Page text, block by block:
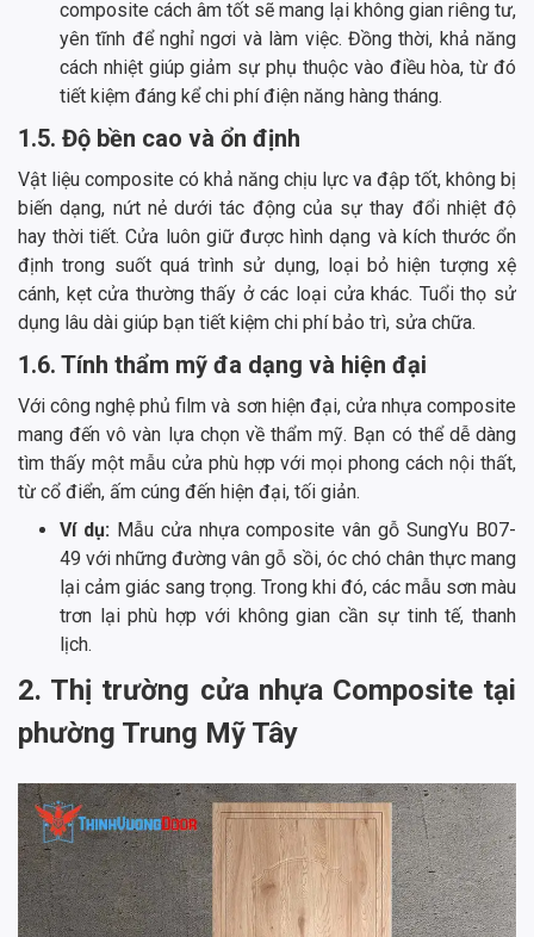
composite cách âm tốt sẽ mang lại không gian riêng tư,
yên tĩnh để nghỉ ngơi và làm việc. Đồng thời, khả năng
cách nhiệt giúp giảm sự phụ thuộc vào điều hòa, từ đó
tiết kiệm đáng kể chi phí điện năng hàng tháng.
1.5. Độ bền cao và ổn định
Vật liệu composite có khả năng chịu lực va đập tốt, không bị
biến dạng, nứt nẻ dưới tác động của sự thay đổi nhiệt độ
hay thời tiết. Cửa luôn giữ được hình dạng và kích thước ổn
định trong suốt quá trình sử dụng, loại bỏ hiện tượng xệ
cánh, kẹt cửa thường thấy ở các loại cửa khác. Tuổi thọ sử
dụng lâu dài giúp bạn tiết kiệm chi phí bảo trì, sửa chữa.
1.6. Tính thẩm mỹ đa dạng và hiện đại
Với công nghệ phủ film và sơn hiện đại, cửa nhựa composite
mang đến vô vàn lựa chọn về thẩm mỹ. Bạn có thể dễ dàng
tìm thấy một mẫu cửa phù hợp với mọi phong cách nội thất,
từ cổ điển, ấm cúng đến hiện đại, tối giản.
Ví dụ:Mẫu cửa nhựa composite vân gỗ SungYu B07-
49 với những đường vân gỗ sồi, óc chó chân thực mang
lại cảm giác sang trọng. Trong khi đó, các mẫu sơn màu
trơn lại phù hợp với không gian cần sự tinh tế, thanh
lịch.
2. Thị trường cửa nhựa Composite tại
phường Trung Mỹ Tây